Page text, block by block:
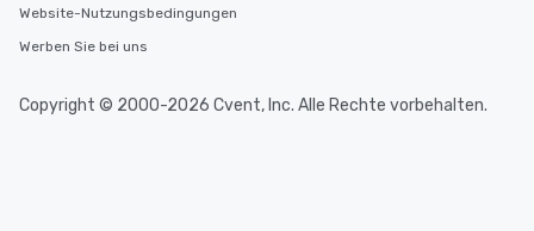
Website-Nutzungsbedingungen
Werben Sie bei uns
Copyright © 2000-2026 Cvent, Inc. Alle Rechte vorbehalten.